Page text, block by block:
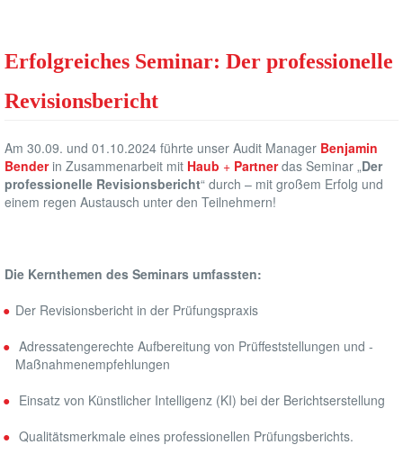
UNTERNEHMEN
DATENSCHUTZ
LEISTUNGEN
KARRIERE
AKTUELLES
Erfolgreiches Seminar: Der professionelle
Revisionsbericht
Am 30.09. und 01.10.2024 führte unser Audit Manager Benjamin
Benderin Zusammenarbeit mit Haub + Partnerdas Seminar „Der
professionelle Revisionsbericht“ durch – mit großem Erfolg und
einem regen Austausch unter den Teilnehmern!
Die Kernthemen des Seminars umfassten:
Der Revisionsbericht in der Prüfungspraxis
Adressatengerechte Aufbereitung von Prüffeststellungen und -
Maßnahmenempfehlungen
Einsatz von Künstlicher Intelligenz (KI) bei der Berichtserstellung
Qualitätsmerkmale eines professionellen Prüfungsberichts.